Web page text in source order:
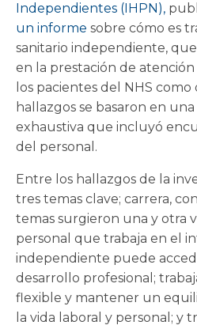
Independientes (IHPN),
un informe sobre cómo es
sanitario independiente,
en la prestación de
los pacientes del NHS
hallazgos se basaron en
exhaustiva que incluyó
del personal.
Entre los hallazgos de la
tres temas clave; carrera,
temas surgieron una y otra
personal que trabaja en el
independiente puede
desarrollo profesional;
flexible y mantener un
la vida laboral y personal; y